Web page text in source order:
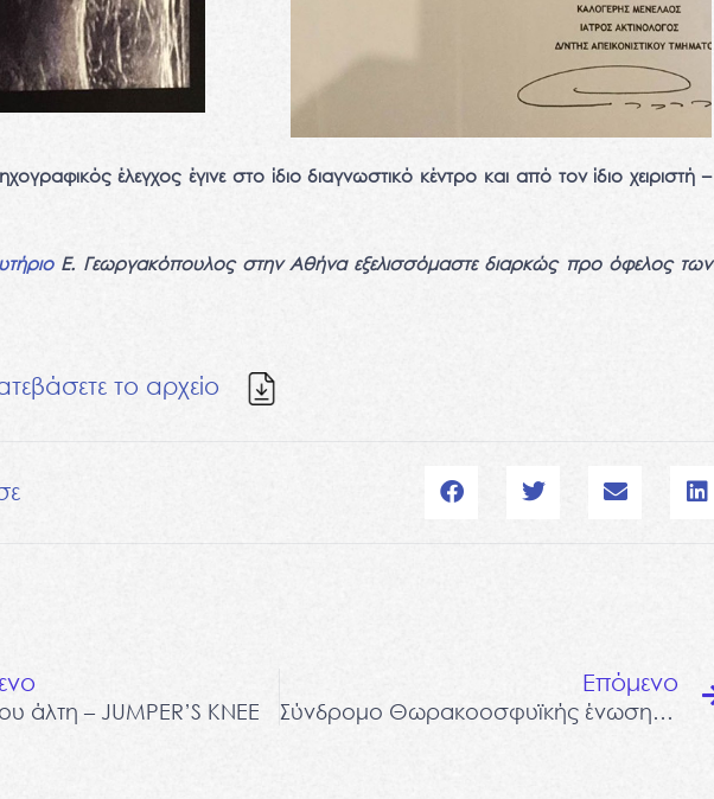
έλεγχος έγινε στο ίδιο διαγνωστικό κέντρο και από τον ίδιο χειριστή –
Ε. Γεωργακόπουλος στην Αθήνα εξελισσόμαστε διαρκώς προ όφελος των
το αρχείο
άλτη – JUMPER’S KNEE
Επόμενο
Σύνδρομο Θωρακοοσφυϊκής ένωσης (Maigne’s syndrome)